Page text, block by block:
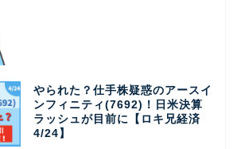
やられた？仕手株疑惑のアースイ
ンフィニティ(7692)！日米決算
ラッシュが目前に【ロキ兄経済
4/24】